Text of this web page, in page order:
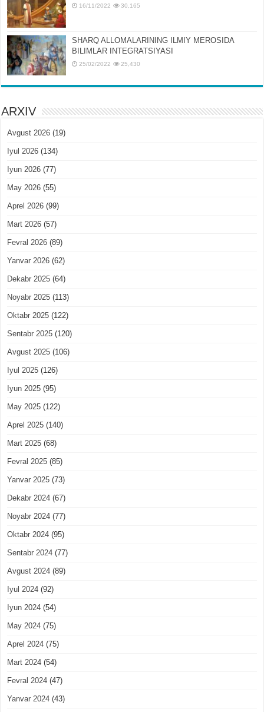
16/11/2022 30,165
SHARQ ALLOMALARINING ILMIY MЕROSIDA
BILIMLAR INTЕGRATSIYASI
25/02/2022 25,430
ARXIV
Avgust 2026 (19)
Iyul 2026 (134)
Iyun 2026 (77)
May 2026 (55)
Aprel 2026 (99)
Mart 2026 (57)
Fevral 2026 (89)
Yanvar 2026 (62)
Dekabr 2025 (64)
Noyabr 2025 (113)
Oktabr 2025 (122)
Sentabr 2025 (120)
Avgust 2025 (106)
Iyul 2025 (126)
Iyun 2025 (95)
May 2025 (122)
Aprel 2025 (140)
Mart 2025 (68)
Fevral 2025 (85)
Yanvar 2025 (73)
Dekabr 2024 (67)
Noyabr 2024 (77)
Oktabr 2024 (95)
Sentabr 2024 (77)
Avgust 2024 (89)
Iyul 2024 (92)
Iyun 2024 (54)
May 2024 (75)
Aprel 2024 (75)
Mart 2024 (54)
Fevral 2024 (47)
Yanvar 2024 (43)